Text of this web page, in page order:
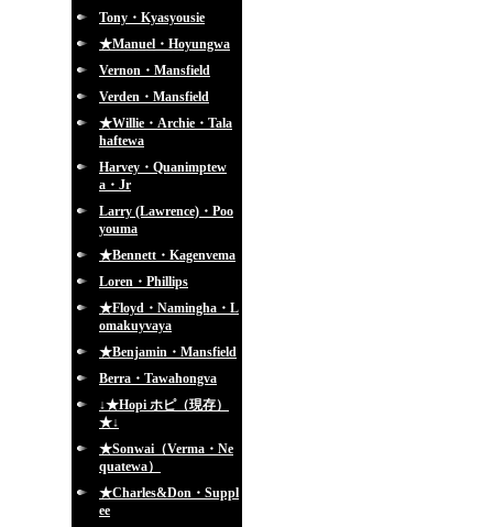
Tony・Kyasyousie
★Manuel・Hoyungwa
Vernon・Mansfield
Verden・Mansfield
★Willie・Archie・Tala
haftewa
Harvey・Quanimptew
a・Jr
Larry (Lawrence)・Poo
youma
★Bennett・Kagenvema
Loren・Phillips
★Floyd・Namingha・L
omakuyvaya
★Benjamin・Mansfield
Berra・Tawahongva
↓★Hopi ホピ（現存）
★↓
★Sonwai（Verma・Ne
quatewa）
★Charles&Don・Suppl
ee